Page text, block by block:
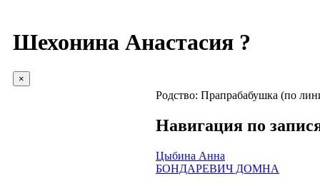
Шехонина Анастасия ?
×
Родство: Прапрабабушка (по
Навигация по
Цыбина Анна
БОНДАРЕВИЧ ДОМНА